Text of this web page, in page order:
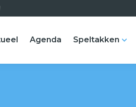
Agenda Speltakken